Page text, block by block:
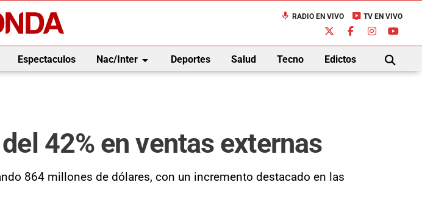
mic RADIO EN VIVO live_tv TV EN VIVO
Espectaculos Nac/Interarrow_drop_down Deportes Salud Tecno Edictos
BUSCAR
42% en ventas externas
864 millones de dólares, con un incremento destacado en las